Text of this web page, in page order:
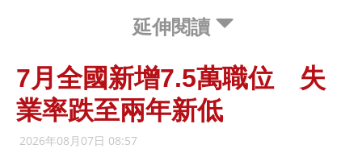
延伸閱讀
7月全國新增7.5萬職位 失
業率跌至兩年新低
2026年08月07日 08:57